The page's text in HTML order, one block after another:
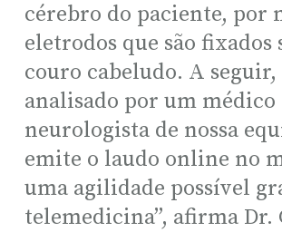
cérebro do paciente, por
eletrodos que são fixados
couro cabeludo. A seguir,
analisado por um médico
neurologista de nossa
emite o laudo online no
uma agilidade possível
telemedicina”, afirma Dr.